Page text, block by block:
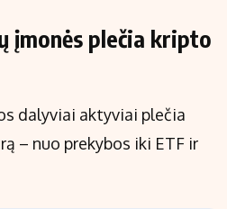
įmonės plečia kripto
dalyviai aktyviai plečia
– nuo prekybos iki ETF ir